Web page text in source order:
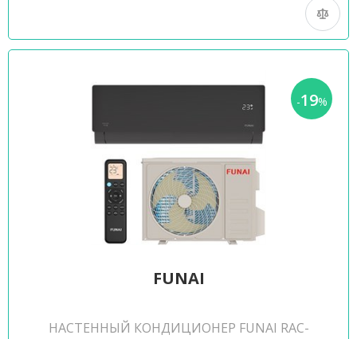
-19%
FUNAI
НАСТЕННЫЙ КОНДИЦИОНЕР FUNAI RAC-